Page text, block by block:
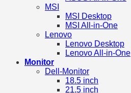
MSI
MSI Desktop
MSI All-in-One
Lenovo
Lenovo Desktop
Lenovo All-in-One
Monitor
Dell-Monitor
18.5 inch
21.5 inch